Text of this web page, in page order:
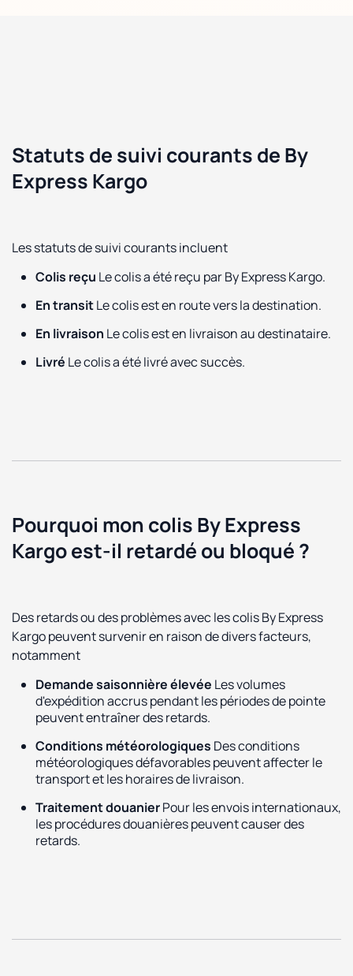
Statuts de suivi courants de By
Express Kargo
Les statuts de suivi courants incluent
Colis reçu Le colis a été reçu par By Express Kargo.
En transitLe colis est en route vers la destination.
En livraison Le colis est en livraison au destinataire.
Livré Le colis a été livré avec succès.
Pourquoi mon colis By Express
Kargo est-il retardé ou bloqué ?
Des retards ou des problèmes avec les colis By Express
Kargo peuvent survenir en raison de divers facteurs,
notamment
Demande saisonnière élevée Les volumes
d'expédition accrus pendant les périodes de pointe
peuvent entraîner des retards.
Conditions météorologiques Des conditions
météorologiques défavorables peuvent affecter le
transport et les horaires de livraison.
Traitement douanierPour les envois internationaux,
les procédures douanières peuvent causer des
retards.